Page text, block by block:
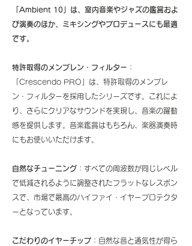
「Ambient 10」は、 室内音楽やジャズの鑑賞およ
び演奏のほか、 ミキシングやプロデュースにも最適
です。
特許取得のメンブレン・フィルター ：
「Crescendo PRO」は、特許取得のメンブレ
ン・フィルターを採用したシリーズです。これによ
り、さらにクリアなサウンドを実現し、音楽の躍動
感を提供します。音楽鑑賞はもちろん、楽器演奏時
にもお使いいただけます。
自然なチューニング ：すべての周波数が同じレベル
で低減されるように調整されたフラットなレスポン
スで、市場で最高のハイファイ・イヤープロテクタ
ーとなっています。
こだわりのイヤーチップ ：自然な音と通気性が得ら